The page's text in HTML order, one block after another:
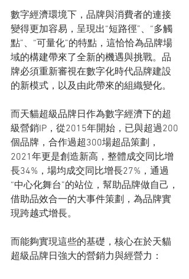
數字經濟環境下，品牌與消費者的連接
變得更加容易，呈現出“短路徑”、“多觸
點”、“可量化”的特點，這恰恰為品牌場
域的構建帶來了全新的機遇與挑戰。品
牌必須重新審視在數字化時代品牌建設
的新模式，以及由此帶來的組織變化。
而天貓超級品牌日作為數字經濟下的超
級營銷IP，從2015年開始，已與超過200
個品牌，合作過超300場超品策劃，
2021年更是創造新高，整體成交同比增
長34%，場均成交同比增長27%，通過
“中心化舞台”的站位，幫助品牌做自己，
借助品效合一的大事件策劃，為品牌實
現跨越式增長。
而能夠實現這些的基礎，核心在於天貓
超級品牌日強大的營銷力與經營力：